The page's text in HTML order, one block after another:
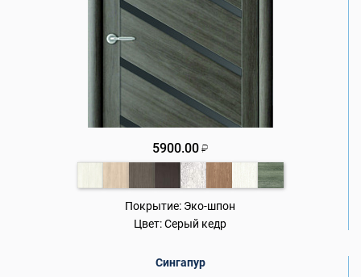
5900.00 ₽
Покрытие: Эко-шпон
Цвет:Серый кедр
Сингапур